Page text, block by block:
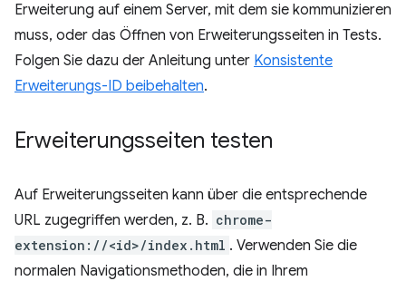
Erweiterung auf einem Server, mit dem sie kommunizieren
muss, oder das Öffnen von Erweiterungsseiten in Tests.
Folgen Sie dazu der Anleitung unter Konsistente
Erweiterungs-ID beibehalten.
Erweiterungsseiten testen
Auf Erweiterungsseiten kann über die entsprechende
URL zugegriffen werden, z. B. chrome-
extension://<id>/index.html . Verwenden Sie die
normalen Navigationsmethoden, die in Ihrem